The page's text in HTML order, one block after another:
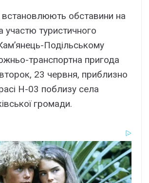
встановлюють обставини на
участю туристичного
Подільському
транспортна пригода
23 червня, приблизно
Н-03 поблизу села
громади.